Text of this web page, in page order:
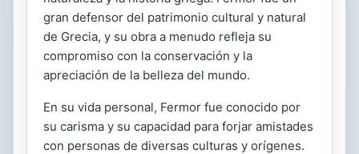
gran defensor del patrimonio cultural y natural
de Grecia, y su obra a menudo refleja su
compromiso con la conservación y la
apreciación de la belleza del mundo.
En su vida personal, Fermor fue conocido por
su carisma y su capacidad para forjar amistades
con personas de diversas culturas y orígenes.